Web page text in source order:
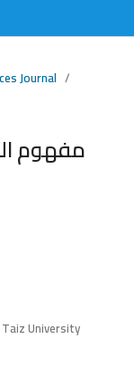
Journal /
مفهوم
University